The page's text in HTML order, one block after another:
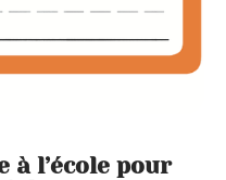
à l’école pour